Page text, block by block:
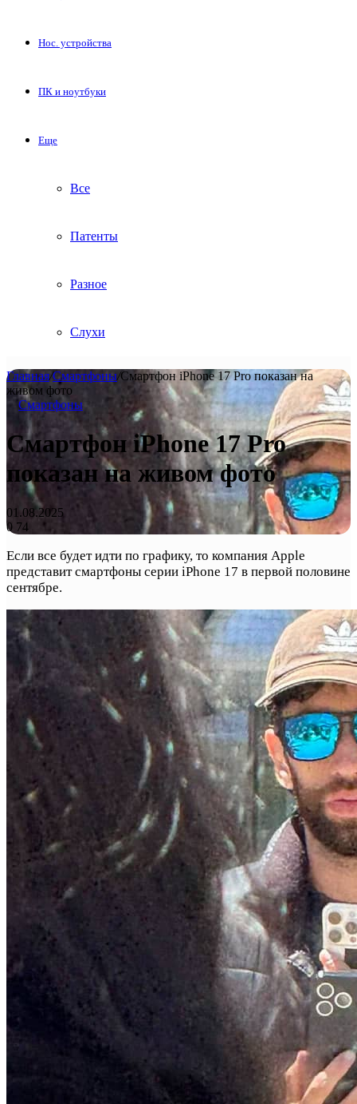
Нос. устройства
ПК и ноутбуки
Еще
Все
Патенты
Разное
Слухи
Главная/Смартфоны/Смартфон iPhone 17 Pro показан на
живом фото
Смартфоны
Смартфон iPhone 17 Pro
показан на живом фото
01.08.2025
0 74
Если все будет идти по графику, то компания Apple
представит смартфоны серии iPhone 17 в первой половине
сентябре.